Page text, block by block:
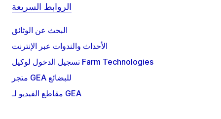
الروابط السريعة
البحث عن الوثائق
الأحداث والندوات عبر الإنترنت
تسجيل الدخول لوكيل Farm Technologies
متجر GEA للبضائع
مقاطع الفيديو لـ GEA